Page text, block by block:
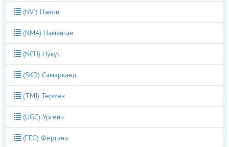
(NVI) Навои
(NMA) Наманган
(NCU) Нукус
(SKD) Самарканд
(TMJ) Термез
(UGC) Ургенч
(FEG) Фергана